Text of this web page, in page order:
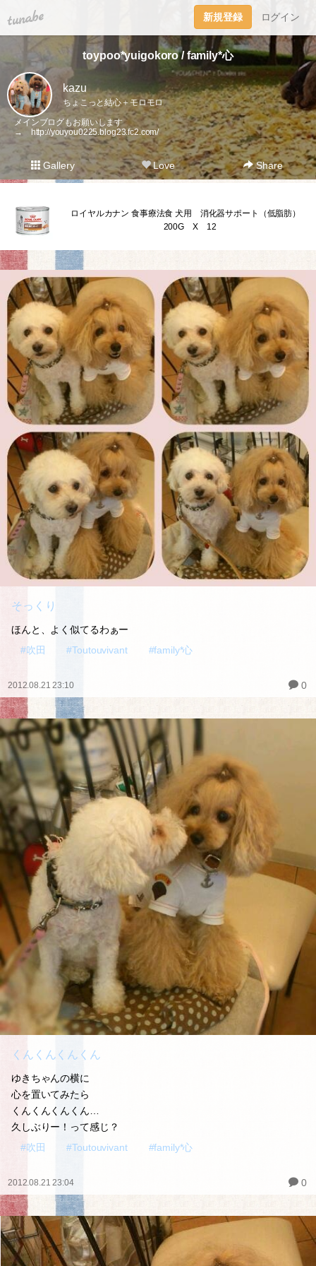
tuna.be 新規登録 ログイン
toypoo*yuigokoro / family*心
kazu
ちょこっと結心＋モロモロ
メインブログもお願いします
→
http://youyou0225.blog23.fc2.com/
Gallery Love Share
ロイヤルカナン 食事療法食 犬用 消化器サポート（低脂肪）
200G X 12
そっくり
ほんと、よく似てるわぁー
#吹田
#Toutouvivant #family*心
2012.08.21 23:10 0
くんくんくんくん
ゆきちゃんの横に
心を置いてみたら
くんくんくんくん…
久しぶりー！って感じ？
#吹田
#Toutouvivant #family*心
2012.08.21 23:04 0